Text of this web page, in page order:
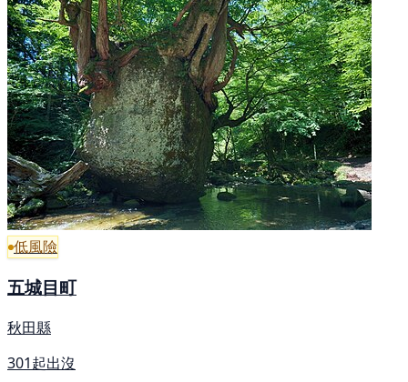
低風險
五城目町
秋田縣
301起出沒